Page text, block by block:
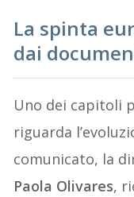
La spinta
dai
Uno dei capitoli
riguarda
comunicato, la
Paola Olivares,